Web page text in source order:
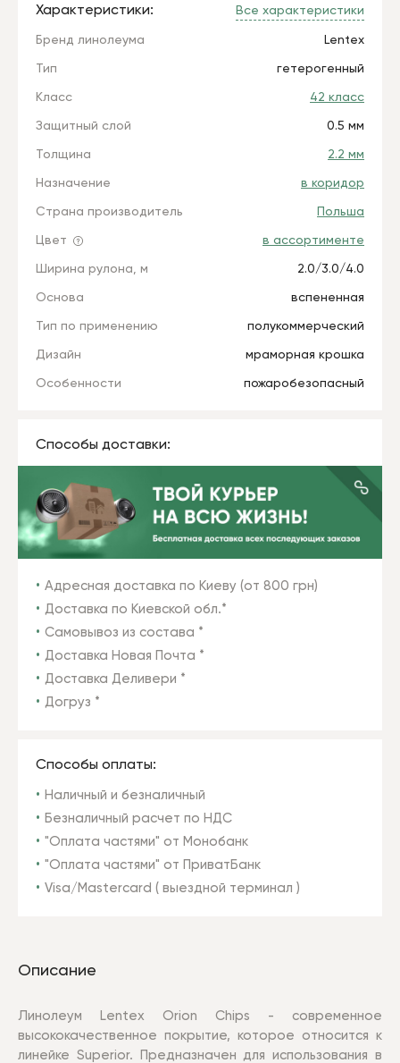
Характеристики: Все характеристики
Бренд линолеума Lentex
Тип гетерогенный
Класс 42 класс
Защитный слой 0.5 мм
Толщина 2.2 мм
Назначение в коридор
Страна производитель Польша
Цвет в ассортименте
Ширина рулона, м 2.0/3.0/4.0
Основа вспененная
Тип по применению полукоммерческий
Дизайн мраморная крошка
Особенности пожаробезопасный
Способы доставки:
Адресная доставка по Киеву (от 800 грн)
Доставка по Киевской обл.*
Самовывоз из состава *
Доставка Новая Почта *
Доставка Деливери *
Догруз *
Способы оплаты:
Наличный и безналичный
Безналичный расчет по НДС
"Оплата частями" от Монобанк
"Оплата частями" от ПриватБанк
Visa/Mastercard ( выездной терминал )
Описание
Линолеум Lentex Orion Chips - современное
высококачественное покрытие, которое относится к
линейке Superior. Предназначен для использования в